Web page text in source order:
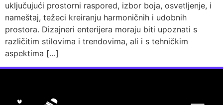
uključujući prostorni raspored, izbor boja, osvetljenje, i
nameštaj, težeci kreiranju harmoničnih i udobnih
prostora. Dizajneri enterijera moraju biti upoznati s
različitim stilovima i trendovima, ali i s tehničkim
aspektima […]